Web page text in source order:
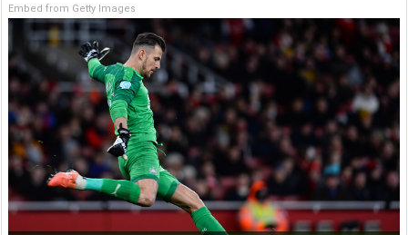
Embed from Getty Images